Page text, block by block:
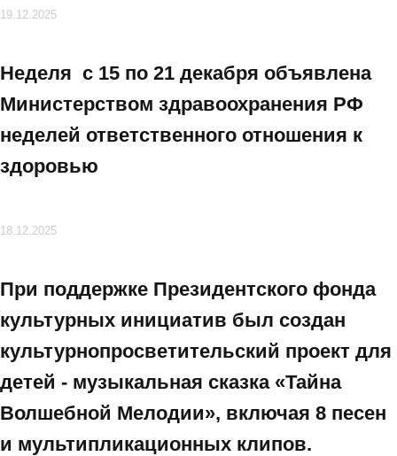
19.12.2025
Неделя с 15 по 21 декабря объявлена
Министерством здравоохранения РФ
неделей ответственного отношения к
здоровью
18.12.2025
При поддержке Президентского фонда
культурных инициатив был создан
культурнопросветительский проект для
детей - музыкальная сказка «Тайна
Волшебной Мелодии», включая 8 песен
и мультипликационных клипов.